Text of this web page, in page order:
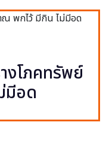
งโภคทรัพย์
มีอด